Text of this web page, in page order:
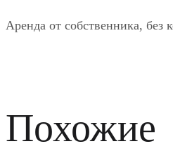
Аренда от собственника, без
Похожие